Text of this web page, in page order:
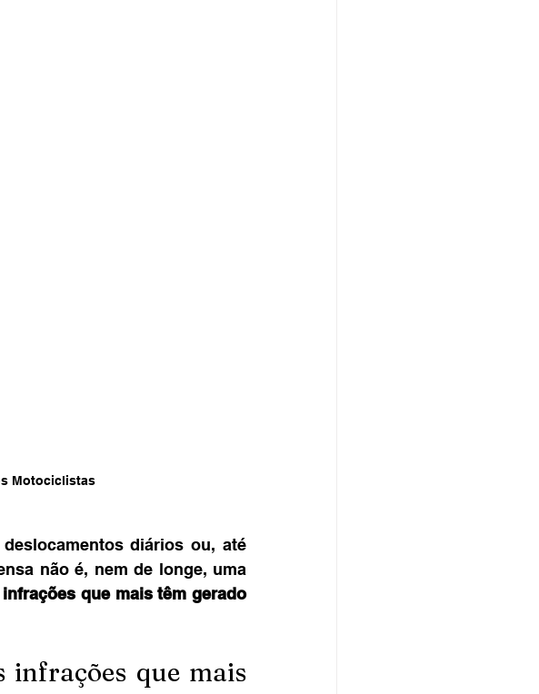
Motociclistas
diários ou, até
não é, nem de longe, uma
infrações que mais têm gerado
infrações que mais